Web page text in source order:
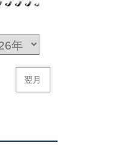
翌月